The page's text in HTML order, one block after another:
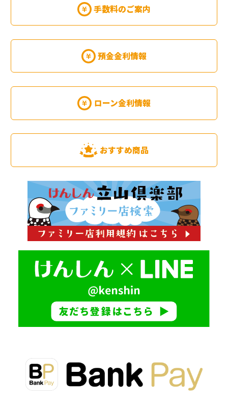
手数料のご案内
預金金利情報
ローン金利情報
おすすめ商品